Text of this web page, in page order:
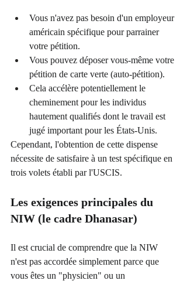
Vous n'avez pas besoin d'un employeur
américain spécifique pour parrainer
votre pétition.
Vous pouvez déposer vous-même votre
pétition de carte verte (auto-pétition).
Cela accélère potentiellement le
cheminement pour les individus
hautement qualifiés dont le travail est
jugé important pour les États-Unis.
Cependant, l'obtention de cette dispense
nécessite de satisfaire à un test spécifique en
trois volets établi par l'USCIS.
Les exigences principales du
NIW (le cadre Dhanasar)
Il est crucial de comprendre que la NIW
n'est pas accordée simplement parce que
vous êtes un "physicien" ou un